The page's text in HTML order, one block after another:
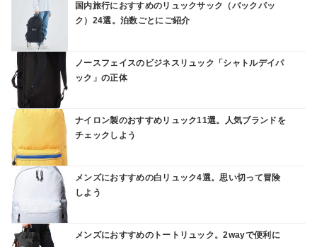
国内旅行におすすめのリュックサック（バックパッ
ク）24選。泊数ごとにご紹介
ノースフェイスのビジネスリュック「シャトルデイパ
ック」の正体
ナイロン製のおすすめリュック11選。人気ブランドを
チェックしよう
メンズにおすすめの白リュック4選。思い切って冒険
しよう
メンズにおすすめのトートリュック。2wayで便利に